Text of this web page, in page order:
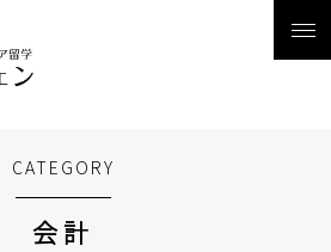
CATEGORY
会計